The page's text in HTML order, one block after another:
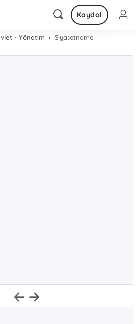
Kaydol
- Yönetim Siyasetname